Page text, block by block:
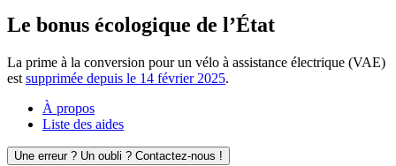
Le bonus écologique de l’État
La prime à la conversion pour un vélo à assistance électrique (VAE)
est supprimée depuis le 14 février 2025.
À propos
Liste des aides
Une erreur ? Un oubli ? Contactez-nous !